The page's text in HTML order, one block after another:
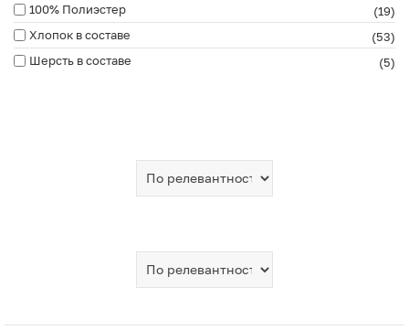
100% Полиэстер
(19)
Хлопок в составе
(53)
Шерсть в составе
(5)